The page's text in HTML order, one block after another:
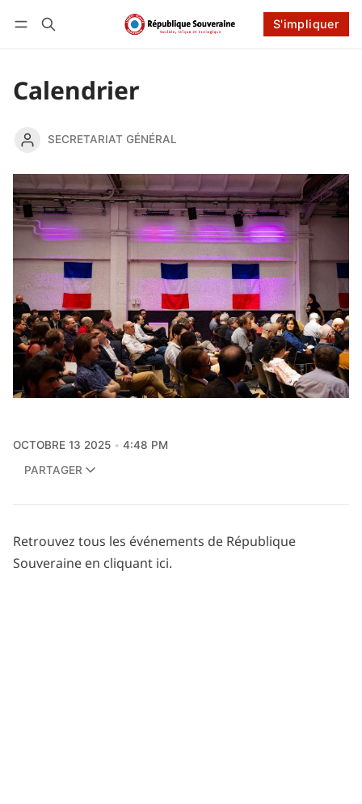
S'impliquer
Calendrier
SECRETARIAT GÉNÉRAL
OCTOBRE 13 2025
4:48 PM
PARTAGER
Retrouvez tous les événements de République
Souveraine en cliquant ici.